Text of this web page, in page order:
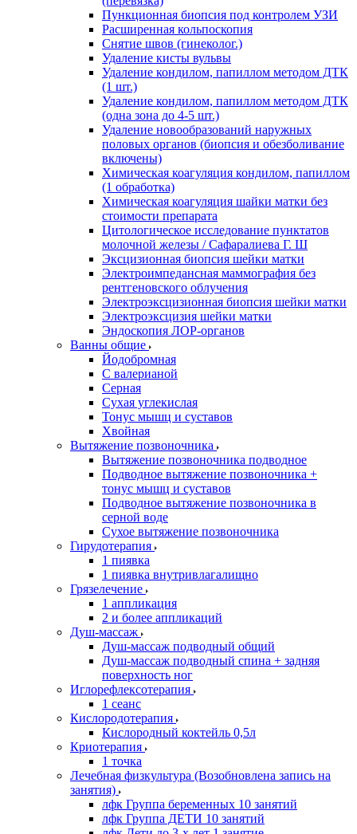
Пункционная биопсия под контролем УЗИ
Расширенная кольпоскопия
Снятие швов (гинеколог.)
Удаление кисты вульвы
Удаление кондилом, папиллом методом ДТК
(1 шт.)
Удаление кондилом, папиллом методом ДТК
(одна зона до 4-5 шт.)
Удаление новообразований наружных
половых органов (биопсия и обезболивание
включены)
Химическая коагуляция кондилом, папиллом
(1 обработка)
Химическая коагуляция шайки матки без
стоимости препарата
Цитологическое исследование пунктатов
молочной железы / Сафаралиева Г. Ш
Эксцизионная биопсия шейки матки
Электроимпедансная маммография без
рентгеновского облучения
Электроэксцизионная биопсия шейки матки
Электроэксцизия шейки матки
Эндоскопия ЛОР-органов
Ванны общие
Йодобромная
С валерианой
Серная
Сухая углекислая
Тонус мышц и суставов
Хвойная
Вытяжение позвоночника
Вытяжение позвоночника подводное
Подводное вытяжение позвоночника +
тонус мышц и суставов
Подводное вытяжение позвоночника в
серной воде
Сухое вытяжение позвоночника
Гирудотерапия
1 пиявка
1 пиявка внутривлагалищно
Грязелечение
1 аппликация
2 и более аппликаций
Душ-массаж
Душ-массаж подводный общий
Душ-массаж подводный спина + задняя
поверхность ног
Иглорефлексотерапия
1 сеанс
Кислородотерапия
Кислородный коктейль 0,5л
Криотерапия
1 точка
Лечебная физкультура (Возобновлена запись на
занятия)
лфк Группа беременных 10 занятий
лфк Группа ДЕТИ 10 занятий